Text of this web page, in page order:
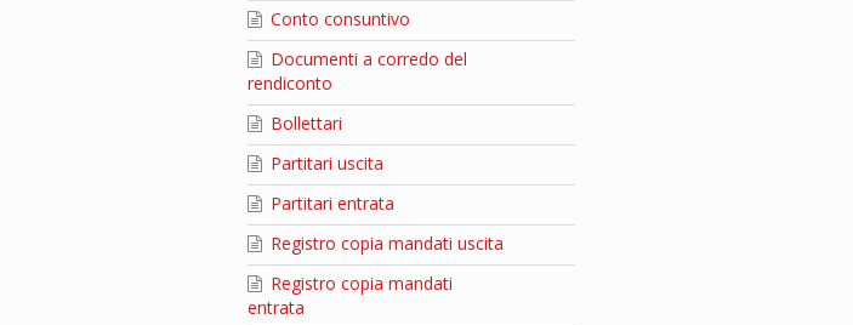
Conto consuntivo
Documenti a corredo del
rendiconto
Bollettari
Partitari uscita
Partitari entrata
Registro copia mandati uscita
Registro copia mandati
entrata